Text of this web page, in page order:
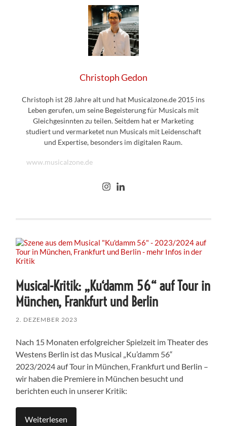
Christoph Gedon
Christoph ist 28 Jahre alt und hat Musicalzone.de 2015 ins
Leben gerufen, um seine Begeisterung für Musicals mit
Gleichgesinnten zu teilen. Seitdem hat er Marketing
studiert und vermarketet nun Musicals mit Leidenschaft
und Expertise, besonders im digitalen Raum.
www.musicalzone.de
Musical-Kritik: „Ku‘damm 56“ auf Tour in
München, Frankfurt und Berlin
2. DEZEMBER 2023
Nach 15 Monaten erfolgreicher Spielzeit im Theater des
Westens Berlin ist das Musical „Ku’damm 56“
2023/2024 auf Tour in München, Frankfurt und Berlin –
wir haben die Premiere in München besucht und
berichten euch in unserer Kritik:
Weiterlesen